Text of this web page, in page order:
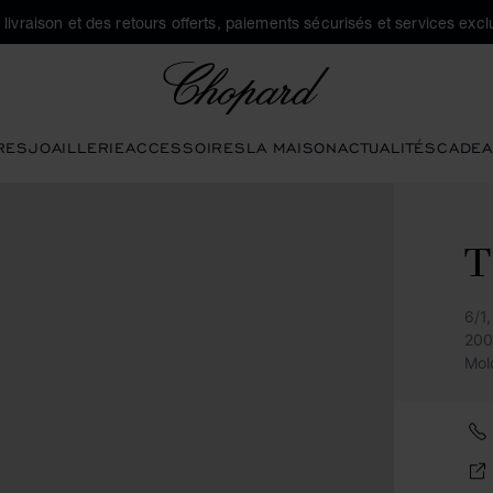
livraison et des retours offerts, paiements sécurisés et services
JOAILLERIEACCESSOIRESLA MAISONACTUALITÉS
6/